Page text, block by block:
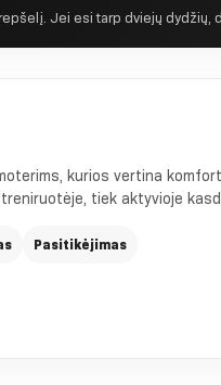
Jei esi tarp dviejų dydžių,
kurios vertina
tiek aktyvioje
Pasitikėjimas